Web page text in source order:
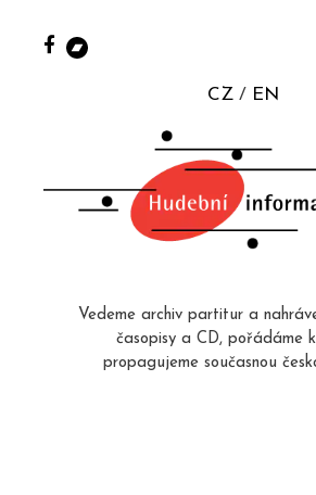
CZ EN
Vedeme archiv partitur a
časopisy a CD, pořádáme
propagujeme současnou